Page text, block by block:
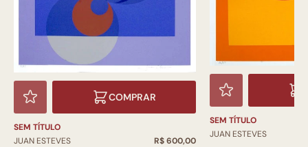
COMPRAR
SEM TÍTULO
JUAN ESTEVES
R$ 600,00
SEM TÍTULO
JUAN ESTEVES